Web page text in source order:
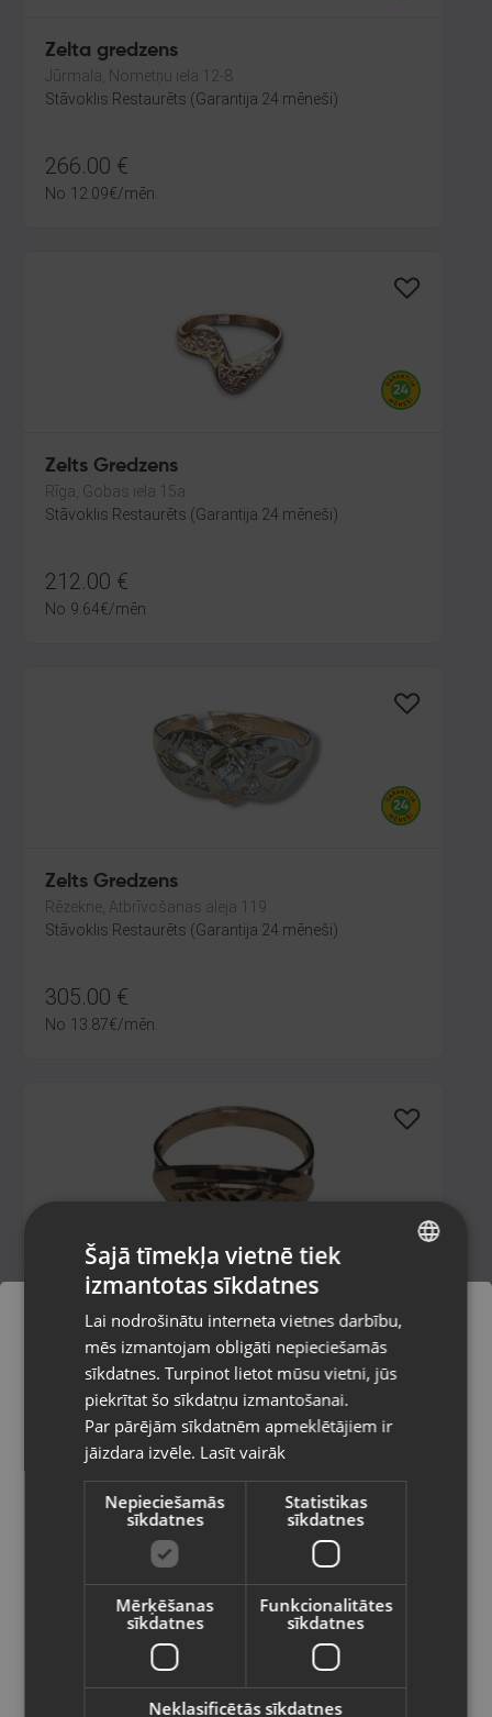
Zelta gredzens
Jūrmala, Nometņu iela 12-8
Stāvoklis Restaurēts (Garantija 24 mēneši)
266.00 €
No 12.09€/mēn.
Zelts Gredzens
Rīga, Gobas iela 15a
Stāvoklis Restaurēts (Garantija 24 mēneši)
212.00 €
No 9.64€/mēn.
Zelts Gredzens
Rēzekne, Atbrīvošanas aleja 119
Stāvoklis Restaurēts (Garantija 24 mēneši)
305.00 €
No 13.87€/mēn.
Zelta Gredzens
Ogre, Skolas iela 4
Stāvoklis Restaurēts (Garantija 24 mēneši)
138.00€
/mēn.
Zelta gredzens
Pasūtījumi tiks piegādāti uz
izvēlēto valsti
Vietnes saturs būs attēlots izvēlētajā
valodā
Valsts
Latviešu / Latvian
RUSSIAN
Šajā tīmekļa vietnē tiek
izmantotas sīkdatnes
Lai nodrošinātu interneta vietnes darbību,
mēs izmantojam obligāti nepieciešamās
sīkdatnes. Turpinot lietot mūsu vietni, jūs
piekrītat šo sīkdatņu izmantošanai.
Par pārējām sīkdatnēm apmeklētājiem ir
jāizdara izvēle. Lasīt vairāk
Nepieciešamās
sīkdatnes
Statistikas
sīkdatnes
Mērķēšanas
sīkdatnes
Funkcionalitātes
sīkdatnes
Neklasificētās sīkdatnes